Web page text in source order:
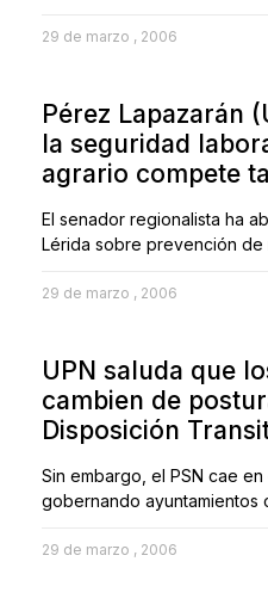
29 de marzo , 2006
Pérez Lapazarán
la seguridad
agrario compete
El senador regionalista ha
Lérida sobre prevención de
29 de marzo , 2006
UPN saluda que
cambien de
Disposición
Sin embargo, el PSN cae
gobernando ayuntamientos
29 de marzo , 2006